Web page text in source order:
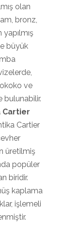
olan
bronz,
büyük
ve
bulunabilir.
Cartier
Cartier
üretilmiş
popüler
biridir.
kaplama
işlemeli